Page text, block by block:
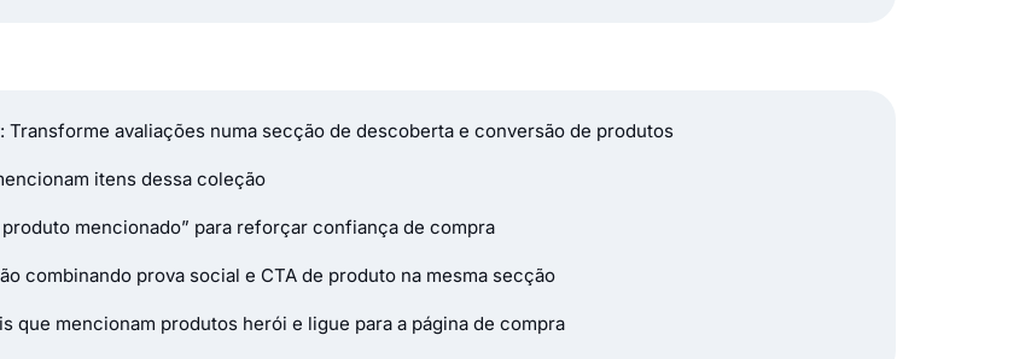
avaliações numa secção de descoberta e conversão de produtos
itens dessa coleção
mencionado” para reforçar confiança de compra
combinando prova social e CTA de produto na mesma secção
que mencionam produtos herói e ligue para a página de compra